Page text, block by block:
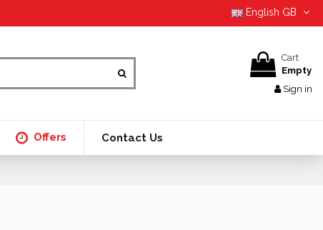
English GB
Cart
Empty
Sign in
Offers Contact Us